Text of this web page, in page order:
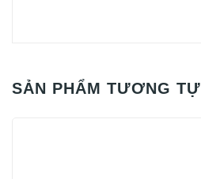
SẢN PHẨM TƯƠNG TỰ